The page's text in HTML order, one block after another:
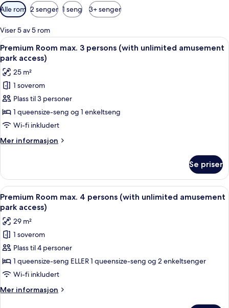
Tilgjengelige
filtre
for
rom
Alle rom 2 senger 1 seng 3+ senger
Viser 5 av 5 rom
Åpne
alle
bildene
av
Premium
Room
max.
3
persons
(with
amusement
park
access)
Premium Room max. 3 persons
5
Premium Room max. 3 persons (with unlimited amusement
park access)
25 m²
1 soverom
Plass til 3 personer
1 queensize-seng og 1 enkeltseng
Wi-fi inkludert
Mer informasjon
Mer
Room
max.
3
persons
(with
unlimited
amusement
park
access)
Se priser
Åpne
alle
bildene
av
Premium
Room
max.
4
persons
(with
Premium Room max. 4 persons
5
Premium Room max. 4 persons (with unlimited amusement
park access)
29 m²
1 soverom
Plass til 4 personer
1 queensize-seng ELLER 1 queensize-seng og 2 enkeltsenger
Wi-fi inkludert
Mer informasjon
Mer